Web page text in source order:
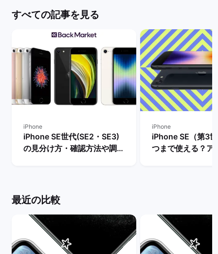
すべての記事を見る
iPhone
iPhone SE世代(SE2・SE3)
の見分け方・確認方法や調べ
iPhone
iPhone SE（第3
つまで使える？ア
最近の比較